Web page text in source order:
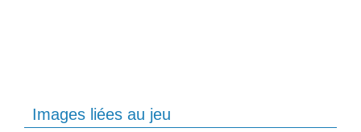
Images liées au jeu